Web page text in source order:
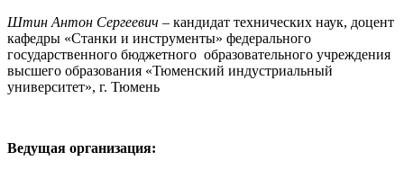
Штин Антон Сергеевич – кандидат технических наук, доцент
кафедры «Станки и инструменты» федерального
государственного бюджетного образовательного учреждения
высшего образования «Тюменский индустриальный
университет», г. Тюмень
Ведущая организация: